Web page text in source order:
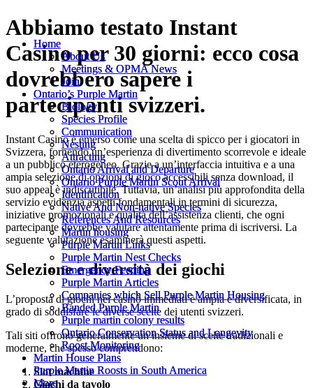
Home
About Us
Meetings & OPMA News
Join
Ontario’s Purple Martin
Biology
Species Profile
Communication
Nesting
Attracting
Ontario Arrival and Departure
Ontario Purple Martin Scout Arrival
Identification
Native And Non-native Species
References And Resources
Martin housing
Purple Martin Links
Purple Martin Nest Checks
Emergency Feeding
Purple Martin Articles
Companies which Sell Purple Martin Housing
Banded Purple Martin
Purple martin colony results
Ontario Conservation Status and Longevity
Roost Monitoring
Martin House Plans
Purple Martin Roosts in South America
More
Home
About Us
Meetings & OPMA News
Join
Ontario’s Purple Martin
Biology
Species Profile
Communication
Nesting
Attracting
Ontario Arrival and Departure
Ontario Purple Martin Scout Arrival
Identification
Native And Non-native Species
References And Resources
Martin housing
Purple Martin Links
Purple Martin Nest Checks
Emergency Feeding
Purple Martin Articles
Companies which Sell Purple Martin Housing
Banded Purple Martin
Purple martin colony results
Ontario Conservation Status and Longevity
Roost Monitoring
Martin House Plans
Purple Martin Roosts in South America
More
Abbiamo testato Instant
Casino per 30 giorni: ecco cosa
dovrebbero sapere i
partecipanti svizzeri.
Instant Casino è emerso come una scelta di spicco per i giocatori in
Svizzera, fornendo un’esperienza di divertimento scorrevole e ideale
a un pubblico eterogeneo. Grazie a un’interfaccia intuitiva e a una
ampia selezione di opzioni di gioco accessibili senza download, il
suo appeal è indiscutibile. Tuttavia, un’analisi più approfondita della
servizio evidenzia aspetti fondamentali in termini di sicurezza,
iniziative promozionali e qualità dell’assistenza clienti, che ogni
partecipante dovrebbe valutare attentamente prima di iscriversi. La
seguente valutazione esaminerà questi aspetti.
Selezione e diversità dei giochi
L’proposta di giochi nei casinò immediati è ampia e diversificata, in
grado di soddisfare le diverse scelte dei utenti svizzeri.
Tali siti offrono generalmente un insieme di scelte tradizionali e
moderne, che spesso comprendono:
Slot machine
Giochi da tavolo